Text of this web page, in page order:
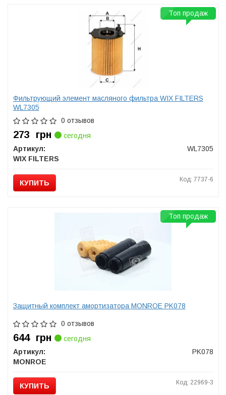
Фильтрующий элемент масляного фильтра WIX FILTERS
WL7305
0 отзывов
273 грн
сегодня
Артикул:
WL7305
WIX FILTERS
КУПИТЬ Код: 7737-6
Топ продаж
Защитный комплект амортизатора MONROE PK078
0 отзывов
644 грн
сегодня
Артикул:
PK078
MONROE
КУПИТЬ Код: 22969-3
Топ продаж